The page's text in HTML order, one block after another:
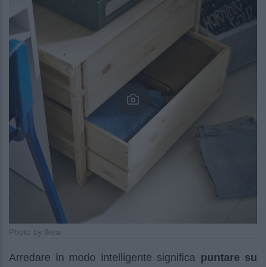
Photo by Ikea
Arredare in modo intelligente significa puntare su